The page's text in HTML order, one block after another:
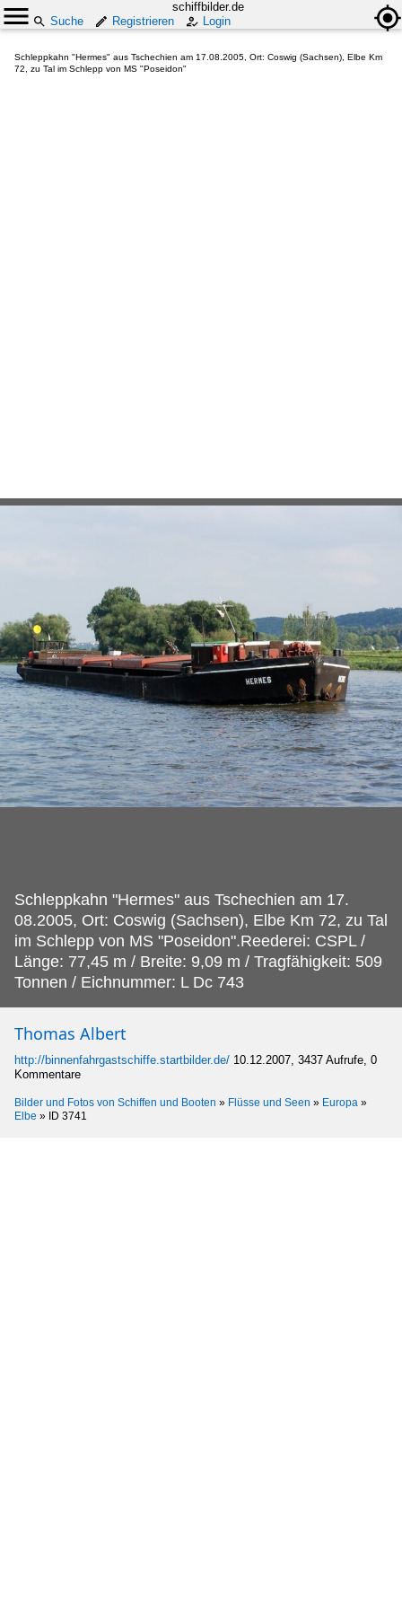
schiffbilder.de
Suche
Registrieren Login
Schleppkahn "Hermes" aus Tschechien am 17.08.2005, Ort: Coswig (Sachsen), Elbe Km
72, zu Tal im Schlepp von MS "Poseidon"
Schleppkahn "Hermes" aus Tschechien am 17.
08.2005, Ort: Coswig (Sachsen), Elbe Km 72, zu Tal
im Schlepp von MS "Poseidon".Reederei: CSPL /
Länge: 77,45 m / Breite: 9,09 m / Tragfähigkeit: 509
Tonnen / Eichnummer: L Dc 743
Thomas Albert
http://binnenfahrgastschiffe.startbilder.de/ 10.12.2007, 3437 Aufrufe, 0
Kommentare
Bilder und Fotos von Schiffen und Booten » Flüsse und Seen » Europa »
Elbe » ID 3741